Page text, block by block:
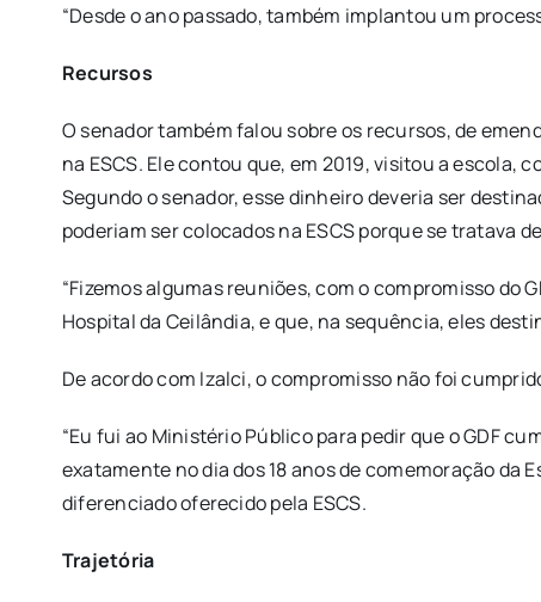
“Desde o ano passado, também implantou um
Recursos
O senador também falou sobre os recursos, de
na ESCS. Ele contou que, em 2019, visitou a escola,
Segundo o senador, esse dinheiro deveria ser
poderiam ser colocados na ESCS porque se tratava
“Fizemos algumas reuniões, com o compromisso do
Hospital da Ceilândia, e que, na sequência, eles
De acordo com Izalci, o compromisso não foi
“Eu fui ao Ministério Público para pedir que o GDF
exatamente no dia dos 18 anos de comemoração
diferenciado oferecido pela ESCS.
Trajetória